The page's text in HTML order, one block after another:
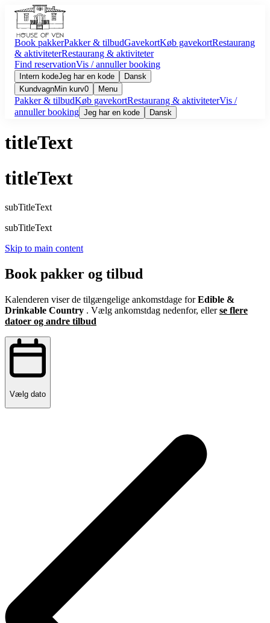
Book pakkerPakker & tilbudGavekortKøb gavekortRestaurang
& aktiviteterRestaurang & aktiviteter
Find reservationVis / annuller booking
Intern kodeJeg har en kode
Dansk
KundvagnMin kurv0 Menu
Pakker & tilbudKøb gavekortRestaurang & aktiviteterVis /
annuller booking Jeg har en kode Dansk
titleText
titleText
subTitleText
subTitleText
Skip to main content
Book pakker og tilbud
Kalenderen viser de tilgængelige ankomstdage forEdible &
Drinkable Country . Vælg ankomstdag nedenfor, ellerse flere
datoer og andre tilbud
Vælg dato